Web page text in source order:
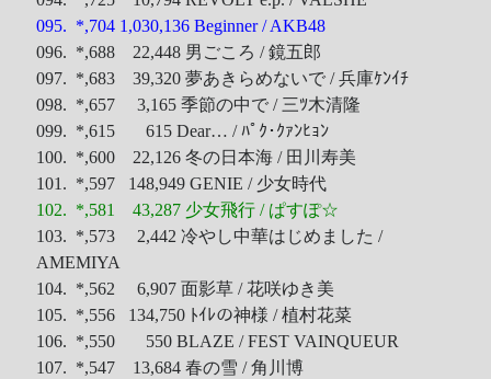
095. *,704 1,030,136 Beginner / AKB48
096. *,688 22,448 男ごころ / 鏡五郎
097. *,683 39,320 夢あきらめないで / 兵庫ｹﾝｲﾁ
098. *,657 3,165 季節の中で / 三ﾂ木清隆
099. *,615 615 Dear… / ﾊﾟｸ･ｸｧﾝﾋｮﾝ
100. *,600 22,126 冬の日本海 / 田川寿美
101. *,597 148,949 GENIE / 少女時代
102. *,581 43,287 少女飛行 / ぱすぽ☆
103. *,573 2,442 冷やし中華はじめました /
AMEMIYA
104. *,562 6,907 面影草 / 花咲ゆき美
105. *,556 134,750 ﾄｲﾚの神様 / 植村花菜
106. *,550 550 BLAZE / FEST VAINQUEUR
107. *,547 13,684 春の雪 / 角川博